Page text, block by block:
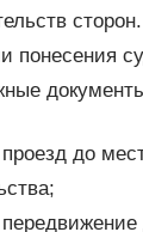
понесения
до